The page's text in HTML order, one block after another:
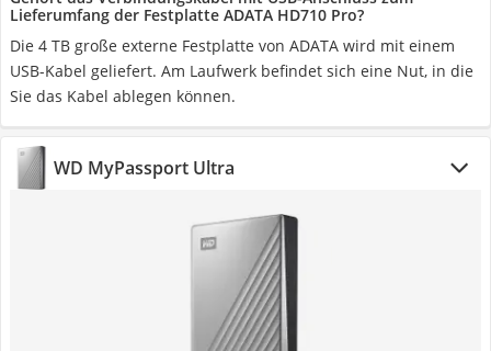
Lieferumfang der Festplatte ADATA HD710 Pro?
Die 4 TB große externe Festplatte von ADATA wird mit einem
USB-Kabel geliefert. Am Laufwerk befindet sich eine Nut, in die
Sie das Kabel ablegen können.
WD MyPassport Ultra